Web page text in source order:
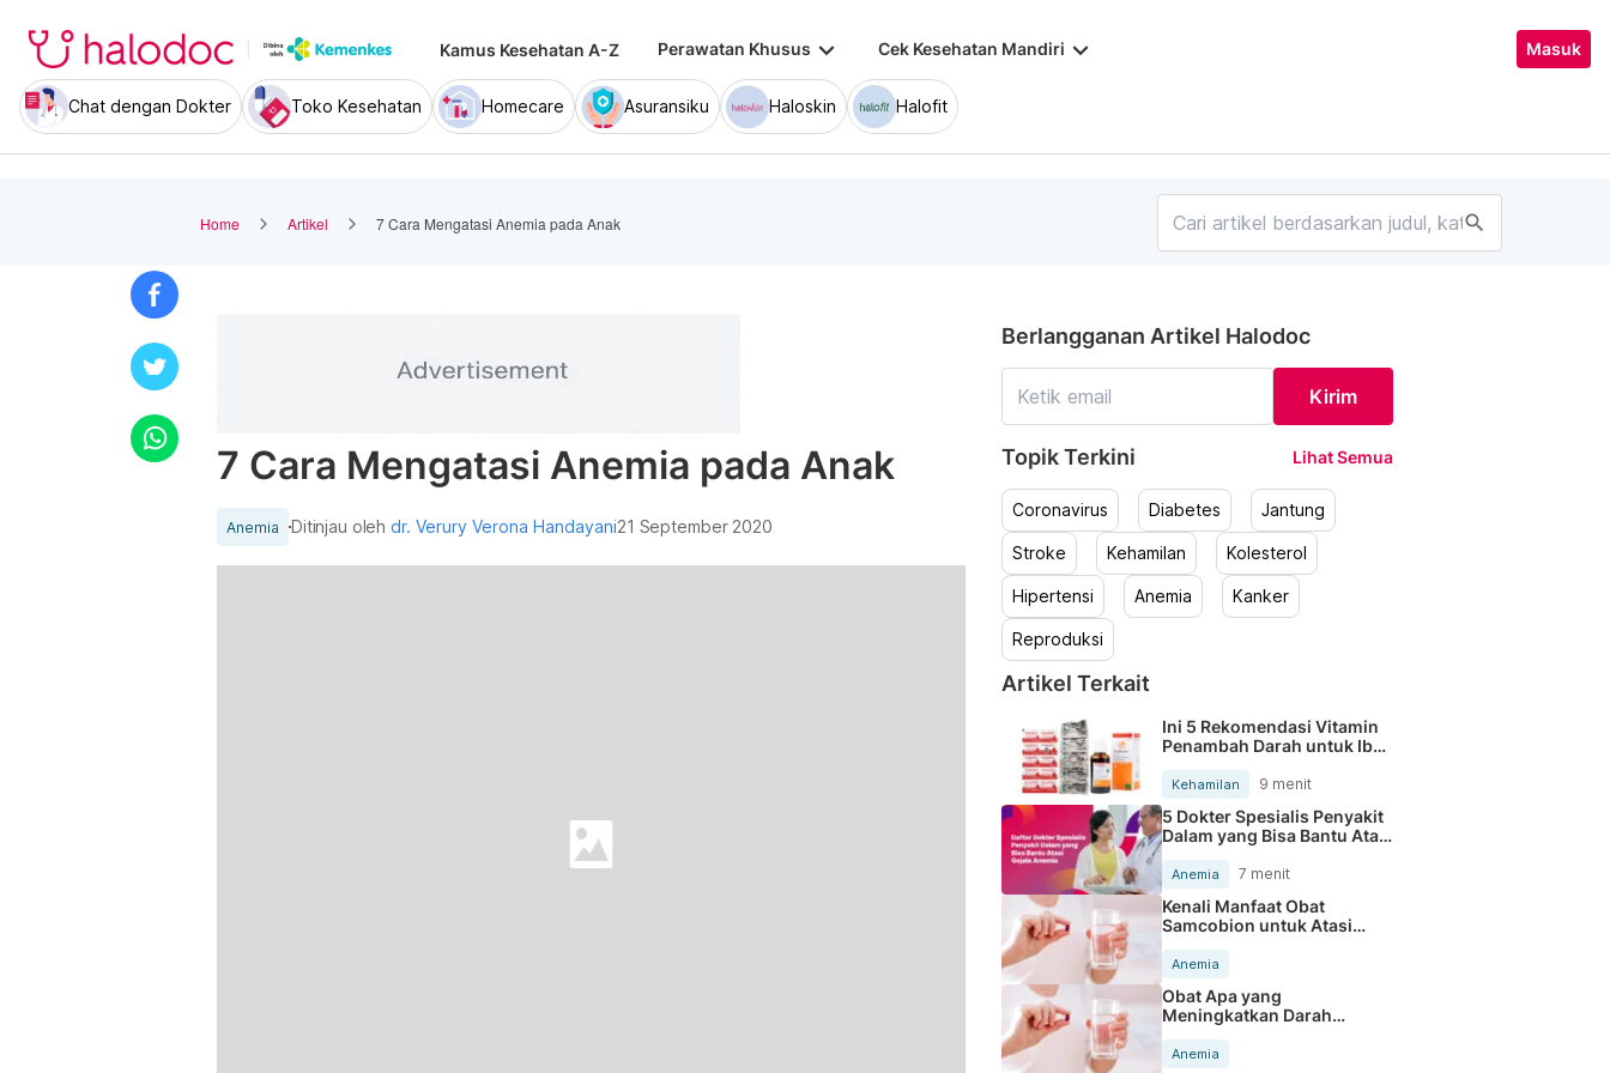
Kamus Kesehatan A-Z Perawatan Khusus keyboard_arrow_down Cek Kesehatan Mandiri keyboard_arrow_down Masuk
Chat dengan Dokter Toko Kesehatan Homecare Asuransiku Haloskin Halofit
Home Artikel 7 Cara Mengatasi Anemia pada Anak search
7 Cara Mengatasi Anemia pada Anak
Anemia Ditinjau olehdr. Verury Verona Handayani21 September 2020
Berlangganan Artikel Halodoc
Kirim
Topik Terkini Lihat Semua
Coronavirus Diabetes Jantung
Stroke Kehamilan Kolesterol
Hipertensi Anemia Kanker
Reproduksi
Artikel Terkait
Ini 5 Rekomendasi Vitamin
Penambah Darah untuk Ibu
Kehamilan 9 menit
5 Dokter Spesialis Penyakit
Dalam yang Bisa Bantu Atasi
Anemia 7 menit
Kenali Manfaat Obat
Samcobion untuk Atasi
Anemia
Obat Apa yang
Meningkatkan Darah
Anemia